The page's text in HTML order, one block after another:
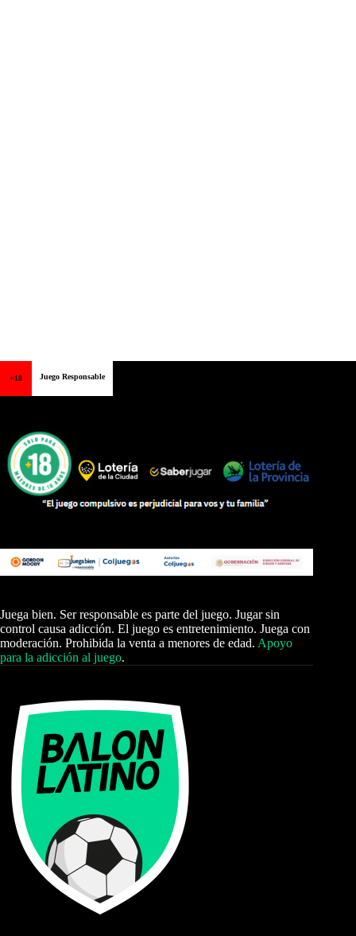
+18 Juego Responsable
Juega bien. Ser responsable es parte del juego. Jugar sin
control causa adicción. El juego es entretenimiento. Juega con
moderación. Prohibida la venta a menores de edad. Apoyo
para la adicción al juego.